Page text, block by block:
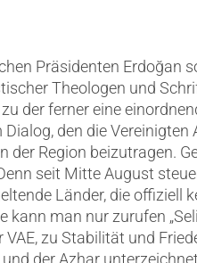
Präsidenten Erdoğan
Theologen und
der ferner eine
den die Vereinigten
Region beizutragen.
seit Mitte August
Länder, die offiziell
man nur zurufen
zu Stabilität und
der Azhar